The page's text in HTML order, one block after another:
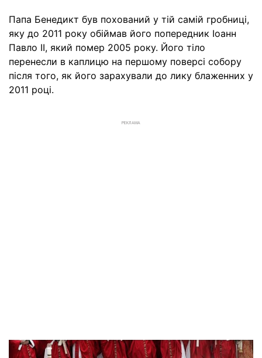
Папа Бенедикт був похований у тій самій гробниці,
яку до 2011 року обіймав його попередник Іоанн
Павло II, який помер 2005 року. Його тіло
перенесли в каплицю на першому поверсі собору
після того, як його зарахували до лику блаженних у
2011 році.
РЕКЛАМА